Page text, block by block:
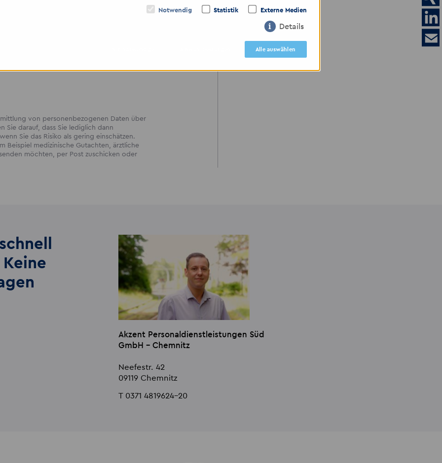
von personenbezogenen Daten über
Sie darauf, dass Sie lediglich dann
Sie das Risiko als gering einschätzen.
Beispiel medizinische Gutachten, ärztliche
möchten, per Post zuschicken oder
Akzent Personaldienstleistungen Süd
GmbH - Chemnitz
Neefestr. 42
09119 Chemnitz
T 0371 4819624-20
Notwendig Statistik Externe Medien
Details
Alle auswählen